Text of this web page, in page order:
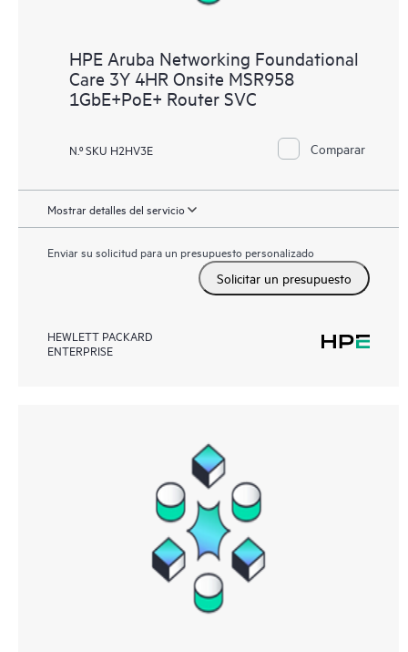
HPE Aruba Networking Foundational
Care 3Y 4HR Onsite MSR958
1GbE+PoE+ Router SVC
N.º SKU H2HV3E Comparar
Mostrar detalles del servicio
Enviar su solicitud para un presupuesto personalizado
Solicitar un presupuesto
HEWLETT PACKARD
ENTERPRISE